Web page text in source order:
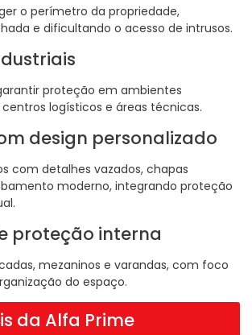
o perímetro da propriedade,
e dificultando o acesso de intrusos.
proteção em ambientes
logísticos e áreas técnicas.
design personalizado
com detalhes vazados, chapas
moderno, integrando proteção
proteção interna
mezaninos e varandas, com foco
do espaço.
da Alfa Prime